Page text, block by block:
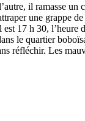
il ramasse
une grappe
est 17 h 30,
le quartier
réfléchir. Les